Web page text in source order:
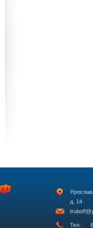
д. 14
Тел.: